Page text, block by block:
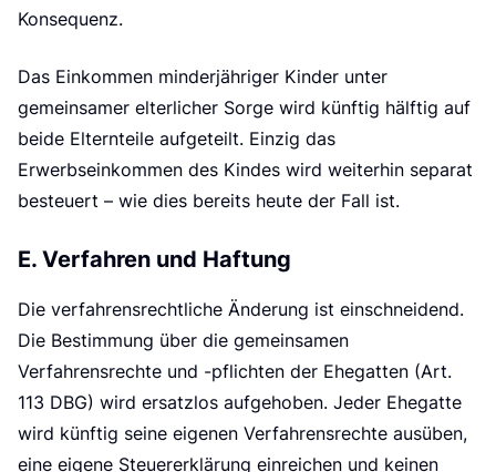
Konsequenz.
Das Einkommen minderjähriger Kinder unter
gemeinsamer elterlicher Sorge wird künftig hälftig auf
beide Elternteile aufgeteilt. Einzig das
Erwerbseinkommen des Kindes wird weiterhin separat
besteuert – wie dies bereits heute der Fall ist.
E. Verfahren und Haftung
Die verfahrensrechtliche Änderung ist einschneidend.
Die Bestimmung über die gemeinsamen
Verfahrensrechte und -pflichten der Ehegatten (Art.
113 DBG) wird ersatzlos aufgehoben. Jeder Ehegatte
wird künftig seine eigenen Verfahrensrechte ausüben,
eine eigene Steuererklärung einreichen und keinen